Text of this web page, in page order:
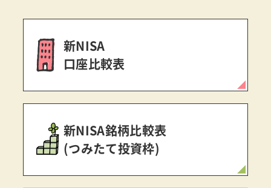
新NISA
口座比較表
新NISA銘柄比較表
(つみたて投資枠)